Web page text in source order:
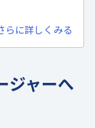
らに詳しくみる
ジャーへ